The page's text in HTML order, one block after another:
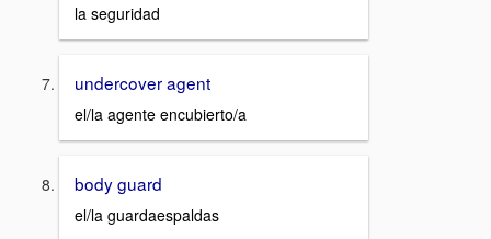
la seguridad
undercover agent
el/la agente encubierto/a
body guard
el/la guardaespaldas